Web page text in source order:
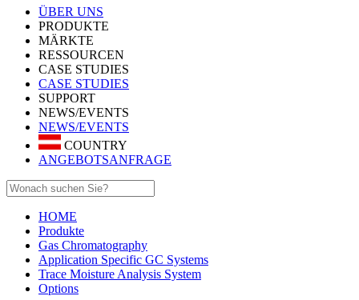
ÜBER UNS
PRODUKTE
MÄRKTE
RESSOURCEN
CASE STUDIES
CASE STUDIES
SUPPORT
NEWS/EVENTS
NEWS/EVENTS
COUNTRY
ANGEBOTSANFRAGE
HOME
Produkte
Gas Chromatography
Application Specific GC Systems
Trace Moisture Analysis System
Options